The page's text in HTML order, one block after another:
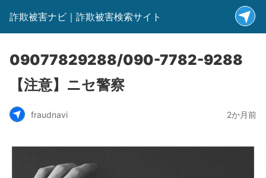
詐欺被害ナビ｜詐欺被害検索サイト
09077829288/090-7782-9288
【注意】ニセ警察
fraudnavi 2か月前